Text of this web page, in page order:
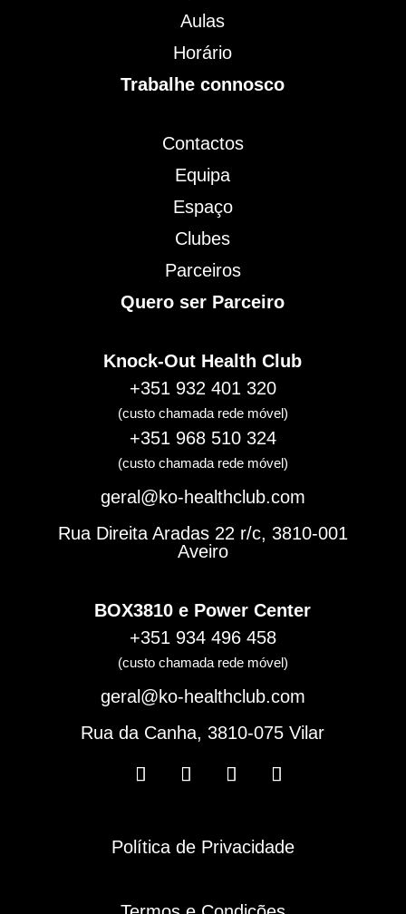
Aulas
Horário
Trabalhe connosco
Contactos
Equipa
Espaço
Clubes
Parceiros
Quero ser Parceiro
Knock-Out Health Club
+351 932 401 320
(custo chamada rede móvel)
+351 968 510 324
(custo chamada rede móvel)
geral@ko-healthclub.com
Rua Direita Aradas 22 r/c, 3810-001
Aveiro
BOX3810 e Power Center
+351 934 496 458
(custo chamada rede móvel)
geral@ko-healthclub.com
Rua da Canha, 3810-075 Vilar
Política de Privacidade